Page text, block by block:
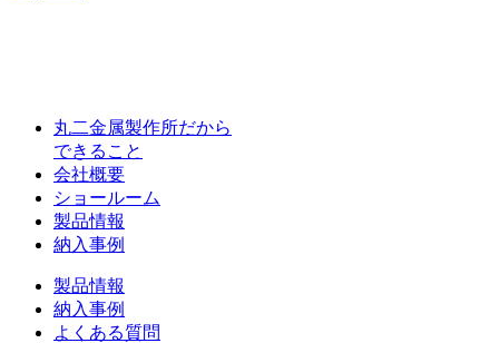
丸二金属製作所だから
できること
会社概要
ショールーム
製品情報
納入事例
製品情報
納入事例
よくある質問